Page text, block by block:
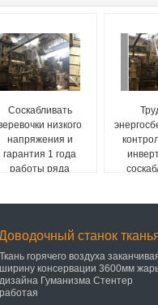
Соскабливать
низкого
напряжения и
гарантия 1 года
работы ряда
станок
Ткань горячего воздуха
ширину консервации 3600мм
дизайна Гуманизма Стентер
работая